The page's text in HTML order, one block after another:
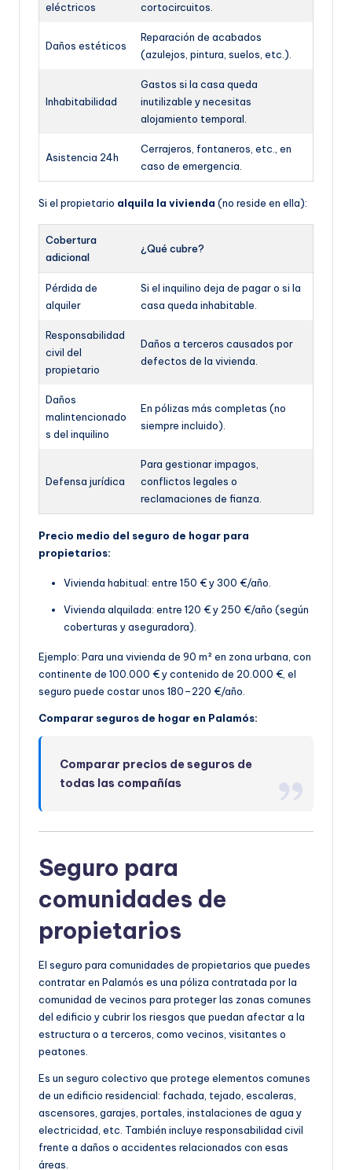
eléctricos
cortocircuitos.
Daños estéticos
Reparación de acabados
(azulejos, pintura, suelos, etc.).
Inhabitabilidad
Gastos si la casa queda
inutilizable y necesitas
alojamiento temporal.
Asistencia 24h
Cerrajeros, fontaneros, etc., en
caso de emergencia.
Si el propietario alquila la vivienda (no reside en ella):
Cobertura
adicional
¿Qué cubre?
Pérdida de
alquiler
Si el inquilino deja de pagar o si la
casa queda inhabitable.
Responsabilidad
civil del
propietario
Daños a terceros causados por
defectos de la vivienda.
Daños
malintencionado
s del inquilino
En pólizas más completas (no
siempre incluido).
Defensa jurídica
Para gestionar impagos,
conflictos legales o
reclamaciones de fianza.
Precio medio del seguro de hogar para
propietarios:
Vivienda habitual: entre 150 € y 300 €/año.
Vivienda alquilada: entre 120 € y 250 €/año (según
coberturas y aseguradora).
Ejemplo: Para una vivienda de 90 m² en zona urbana, con
continente de 100.000 € y contenido de 20.000 €, el
seguro puede costar unos 180–220 €/año.
Comparar seguros de hogar en Palamós:
Comparar precios de seguros de
todas las compañías
Seguro para
comunidades de
propietarios
El seguro para comunidades de propietarios que puedes
contratar en Palamós es una póliza contratada por la
comunidad de vecinos para proteger las zonas comunes
del edificio y cubrir los riesgos que puedan afectar a la
estructura o a terceros, como vecinos, visitantes o
peatones.
Es un seguro colectivo que protege elementos comunes
de un edificio residencial: fachada, tejado, escaleras,
ascensores, garajes, portales, instalaciones de agua y
electricidad, etc. También incluye responsabilidad civil
frente a daños o accidentes relacionados con esas
áreas.